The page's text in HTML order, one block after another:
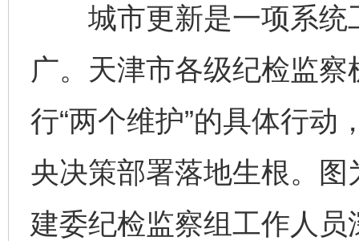
城市更新是一项系统
广。天津市各级纪检监
行“两个维护”的具体行动
央决策部署落地生根。
建委纪检监察组工作人